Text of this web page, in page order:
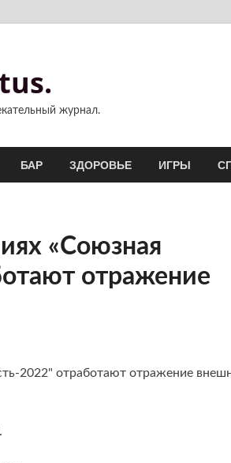
журнал.
БАР ЗДОРОВЬЕ ИГРЫ
«Союзная
отражение